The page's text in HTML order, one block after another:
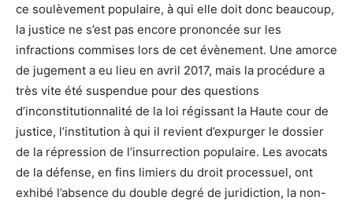
ce soulèvement populaire, à qui elle doit donc beaucoup,
la justice ne s’est pas encore prononcée sur les
infractions commises lors de cet évènement. Une amorce
de jugement a eu lieu en avril 2017, mais la procédure a
très vite été suspendue pour des questions
d’inconstitutionnalité de la loi régissant la Haute cour de
justice, l’institution à qui il revient d’expurger le dossier
de la répression de l’insurrection populaire. Les avocats
de la défense, en fins limiers du droit processuel, ont
exhibé l’absence du double degré de juridiction, la non-